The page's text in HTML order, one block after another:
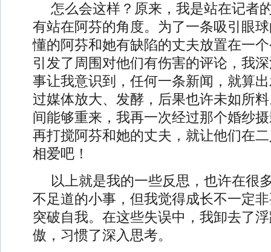
怎么会这样？原来，我是站在记者
有站在阿芬的角度。为了一条吸引眼
懂的阿芬和她有缺陷的丈夫放置在一
引发了周围对他们有伤害的评论，我
事让我意识到，任何一条新闻，就算
过媒体放大、发酵，后果也许未如所
间能够重来，我再一次经过那个婚纱
再打搅阿芬和她的丈夫，就让他们在
相爱吧！
以上就是我的一些反思，也许在很
不足道的小事，但我觉得成长不一定
突破自我。在这些失误中，我卸去了
傲，习惯了深入思考。